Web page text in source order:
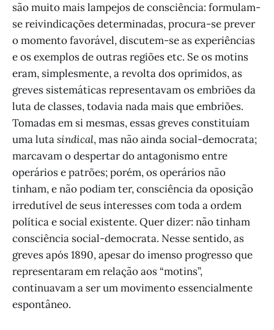
são muito mais lampejos de consciência: formulam-
se reivindicações determinadas, procura-se prever
o momento favorável, discutem-se as experiências
e os exemplos de outras regiões etc. Se os motins
eram, simplesmente, a revolta dos oprimidos, as
greves sistemáticas representavam os embriões da
luta de classes, todavia nada mais que embriões.
Tomadas em si mesmas, essas greves constituíam
uma lutasindical, mas não ainda social-democrata;
marcavam o despertar do antagonismo entre
operários e patrões; porém, os operários não
tinham, e não podiam ter, consciência da oposição
irredutível de seus interesses com toda a ordem
política e social existente. Quer dizer: não tinham
consciência social-democrata. Nesse sentido, as
greves após 1890, apesar do imenso progresso que
representaram em relação aos “motins”,
continuavam a ser um movimento essencialmente
espontâneo.